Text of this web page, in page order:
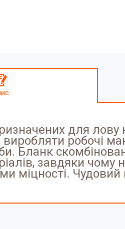
для
робочі
Бланк
завдяки
міцності. Чудовий